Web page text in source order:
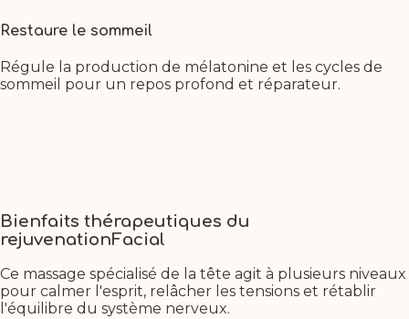
Restaure le sommeil
Régule la production de mélatonine et les cycles de
sommeil pour un repos profond et réparateur.
Bienfaits thérapeutiques du
rejuvenationFacial
Ce massage spécialisé de la tête agit à plusieurs niveaux
pour calmer l'esprit, relâcher les tensions et rétablir
l'équilibre du système nerveux.